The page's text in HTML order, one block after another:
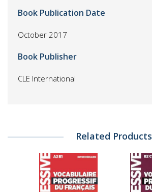
Book Publication Date
October 2017
Book Publisher
CLE International
Related Products